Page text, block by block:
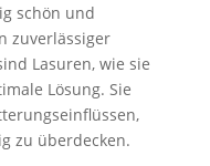
schön und
zuverlässiger
Lasuren, wie sie
Lösung. Sie
zu überdecken.